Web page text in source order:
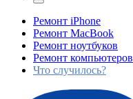
Ремонт iPhone
Ремонт MacBook
Ремонт ноутбуков
Ремонт компьютеров
Что случилось?